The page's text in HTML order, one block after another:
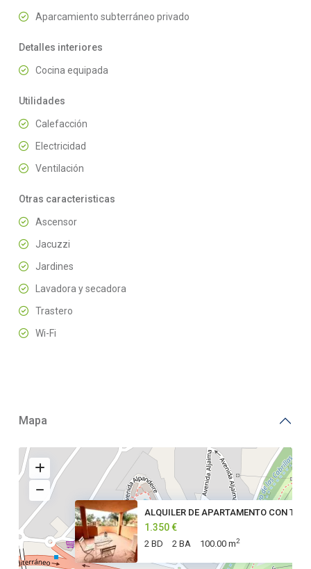
Aparcamiento subterráneo privado
Detalles interiores
Cocina equipada
Utilidades
Calefacción
Electricidad
Ventilación
Otras caracteristicas
Ascensor
Jacuzzi
Jardines
Lavadora y secadora
Trastero
Wi-Fi
Mapa
ALQUILER DE APARTAMENTO CON TE
1.350 €
2 BD 2 BA 100.00 m2